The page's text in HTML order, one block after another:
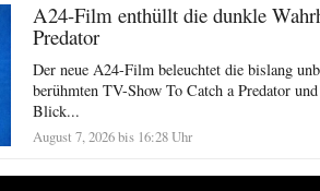
A24-Film enthüllt die dunkle
Predator
Der neue A24-Film beleuchtet die bislang
berühmten TV-Show To Catch a Predator
Blick...
August 7, 2026 bis 16:28 Uhr